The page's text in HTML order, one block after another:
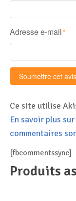
Adresse e-mail *
Ce site utilise
En savoir plus
commentaires
[fbcommentssync]
Produits